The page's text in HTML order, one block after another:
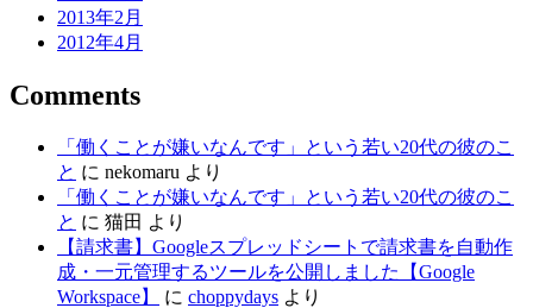
2013年2月
2012年4月
Comments
「働くことが嫌いなんです」という若い20代の彼のこ
と に nekomaru より
「働くことが嫌いなんです」という若い20代の彼のこ
と に 猫田 より
【請求書】Googleスプレッドシートで請求書を自動作
成・一元管理するツールを公開しました【Google
Workspace】
に choppydays より